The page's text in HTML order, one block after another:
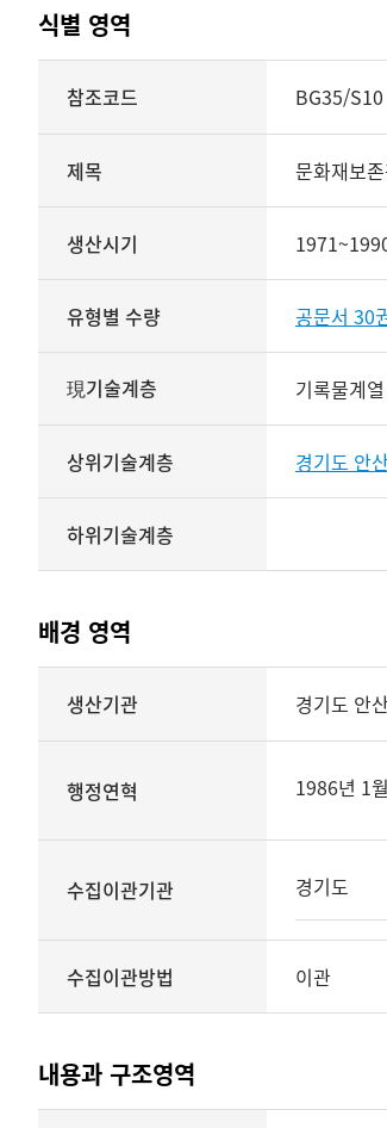
식별 영역
영역참조코드 BG35/S10
제목 문화재보
생산시기
유형별 수량 공문서 30
現기술계층 기록물계열
상위기술계층 경기도 안
하위기술계층
배경 영역
영역생산기관 경기도 안
행정연혁 1986년 1
수집이관기관 경기도
수집이관방법 이관
내용과 구조영역